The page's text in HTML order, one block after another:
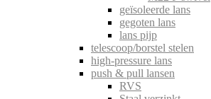
geïsoleerde lans
gegoten lans
lans pijp
telescoop/borstel stelen
high-pressure lans
push & pull lansen
RVS